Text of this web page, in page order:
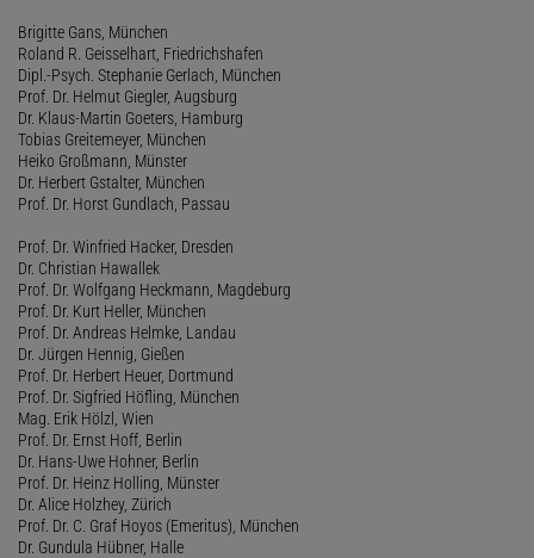
Brigitte Gans, München
Roland R. Geisselhart, Friedrichshafen
Dipl.-Psych. Stephanie Gerlach, München
Prof. Dr. Helmut Giegler, Augsburg
Dr. Klaus-Martin Goeters, Hamburg
Tobias Greitemeyer, München
Heiko Großmann, Münster
Dr. Herbert Gstalter, München
Prof. Dr. Horst Gundlach, Passau
Prof. Dr. Winfried Hacker, Dresden
Dr. Christian Hawallek
Prof. Dr. Wolfgang Heckmann, Magdeburg
Prof. Dr. Kurt Heller, München
Prof. Dr. Andreas Helmke, Landau
Dr. Jürgen Hennig, Gießen
Prof. Dr. Herbert Heuer, Dortmund
Prof. Dr. Sigfried Höfling, München
Mag. Erik Hölzl, Wien
Prof. Dr. Ernst Hoff, Berlin
Dr. Hans-Uwe Hohner, Berlin
Prof. Dr. Heinz Holling, Münster
Dr. Alice Holzhey, Zürich
Prof. Dr. C. Graf Hoyos (Emeritus), München
Dr. Gundula Hübner, Halle